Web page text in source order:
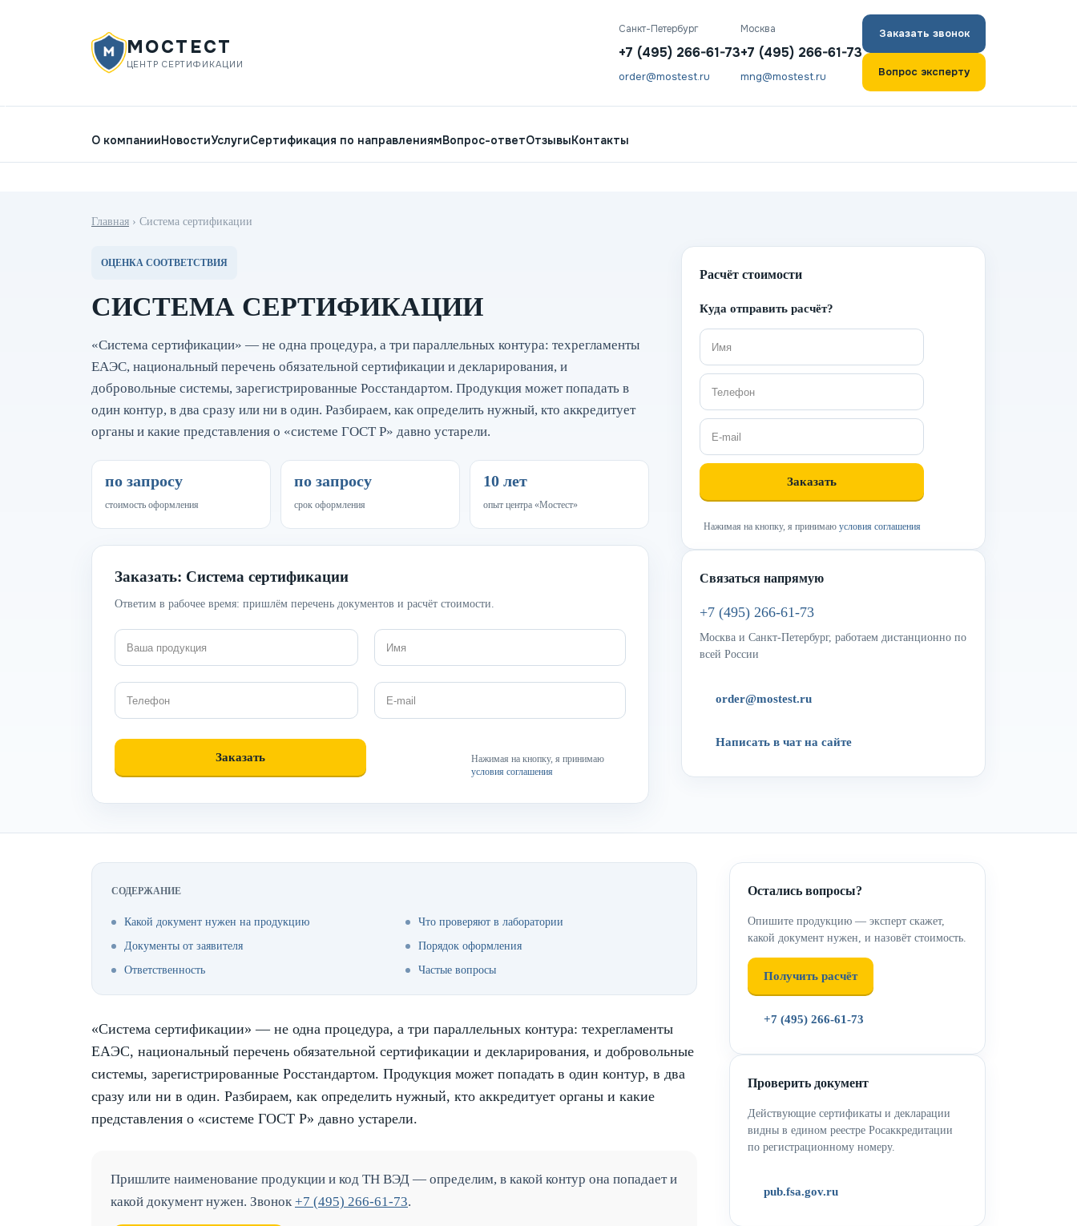
МОСТЕСТ
ЦЕНТР СЕРТИФИКАЦИИ
Санкт-Петербург
+7 (495) 266-61-73
order@mostest.ru
Москва
+7 (495) 266-61-73
mng@mostest.ru
Заказать звонок
Вопрос эксперту
О компанииНовостиУслугиСертификация по направлениямВопрос-ответОтзывыКонтакты
Главная › Система сертификации
ОЦЕНКА СООТВЕТСТВИЯ
СИСТЕМА СЕРТИФИКАЦИИ
«Система сертификации» — не одна процедура, а три параллельных контура: техрегламенты
ЕАЭС, национальный перечень обязательной сертификации и декларирования, и
добровольные системы, зарегистрированные Росстандартом. Продукция может попадать в
один контур, в два сразу или ни в один. Разбираем, как определить нужный, кто аккредитует
органы и какие представления о «системе ГОСТ Р» давно устарели.
по запросу
стоимость оформления
по запросу
срок оформления
10 лет
опыт центра «Мостест»
Заказать: Система сертификации
Ответим в рабочее время: пришлём перечень документов и расчёт стоимости.
Нажимая на кнопку, я принимаю
условия соглашения
Расчёт стоимости
Куда отправить расчёт?
Нажимая на кнопку, я принимаю условия соглашения
Связаться напрямую
+7 (495) 266-61-73
Москва и Санкт-Петербург, работаем дистанционно по
всей России
order@mostest.ru
Написать в чат на сайте
СОДЕРЖАНИЕ
Какой документ нужен на продукцию
Что проверяют в лаборатории
Документы от заявителя
Порядок оформления
Ответственность
Частые вопросы
«Система сертификации» — не одна процедура, а три параллельных контура: техрегламенты
ЕАЭС, национальный перечень обязательной сертификации и декларирования, и добровольные
системы, зарегистрированные Росстандартом. Продукция может попадать в один контур, в два
сразу или ни в один. Разбираем, как определить нужный, кто аккредитует органы и какие
представления о «системе ГОСТ Р» давно устарели.
Пришлите наименование продукции и код ТН ВЭД — определим, в какой контур она попадает и
какой документ нужен. Звонок+7 (495) 266-61-73.
Остались вопросы?
Опишите продукцию — эксперт скажет,
какой документ нужен, и назовёт стоимость.
Получить расчёт
+7 (495) 266-61-73
Проверить документ
Действующие сертификаты и декларации
видны в едином реестре Росаккредитации
по регистрационному номеру.
pub.fsa.gov.ru